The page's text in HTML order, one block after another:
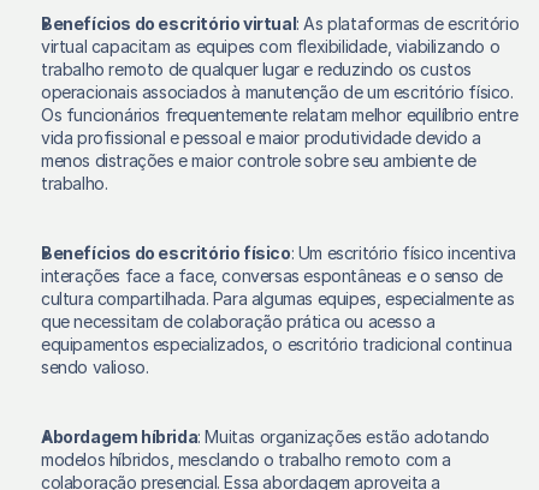
Benefícios do escritório virtual: As plataformas de escritório
virtual capacitam as equipes com flexibilidade, viabilizando o
trabalho remoto de qualquer lugar e reduzindo os custos
operacionais associados à manutenção de um escritório físico.
Os funcionários frequentemente relatam melhor equilíbrio entre
vida profissional e pessoal e maior produtividade devido a
menos distrações e maior controle sobre seu ambiente de
trabalho.
Benefícios do escritório físico: Um escritório físico incentiva
interações face a face, conversas espontâneas e o senso de
cultura compartilhada. Para algumas equipes, especialmente as
que necessitam de colaboração prática ou acesso a
equipamentos especializados, o escritório tradicional continua
sendo valioso.
Abordagem híbrida: Muitas organizações estão adotando
modelos híbridos, mesclando o trabalho remoto com a
colaboração presencial. Essa abordagem aproveita a